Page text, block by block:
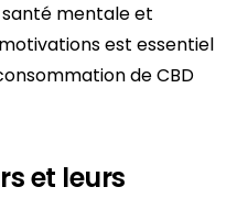
mentale et
est essentiel
de CBD
et leurs